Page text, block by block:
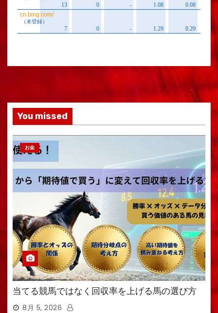
You missed
お金
当てる競馬ではなく回収率を上げる馬の選び方
8月 5, 2026